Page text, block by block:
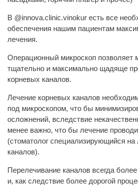
В @innova.clinic.vinokur есть все
обеспечения нашим пациентам
лечения.
Операционный микроскоп позволяет
тщательно и максимально щадяще
корневых каналов.
Лечение корневых каналов
под микроскопом, что бы
осложнений, вследствие
менее важно, что бы лечение
(стоматолог специализирующийся на
каналов).
Перелечивание каналов всегда
и, как следствие более дорогой